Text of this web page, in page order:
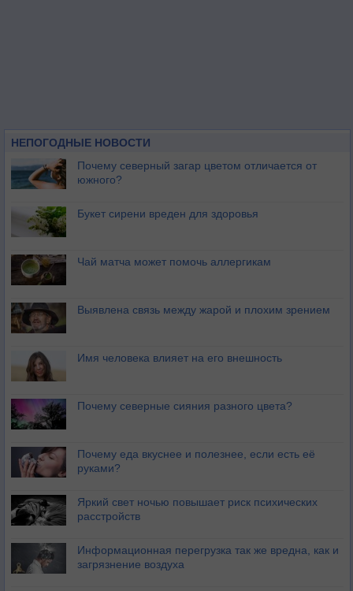
НЕПОГОДНЫЕ НОВОСТИ
Почему северный загар цветом отличается от
южного?
Букет сирени вреден для здоровья
Чай матча может помочь аллергикам
Выявлена связь между жарой и плохим зрением
Имя человека влияет на его внешность
Почему северные сияния разного цвета?
Почему еда вкуснее и полезнее, если есть её
руками?
Яркий свет ночью повышает риск психических
расстройств
Информационная перегрузка так же вредна, как и
загрязнение воздуха